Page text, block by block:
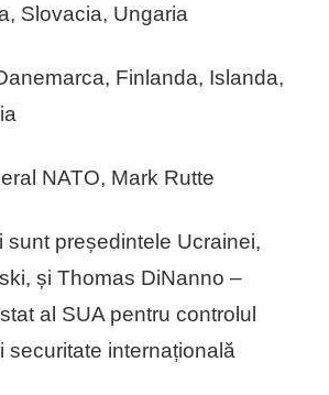
Slovacia, Ungaria
Finlanda, Islanda,
NATO, Mark Rutte
sunt președintele Ucrainei,
și Thomas DiNanno –
al SUA pentru controlul
securitate internațională